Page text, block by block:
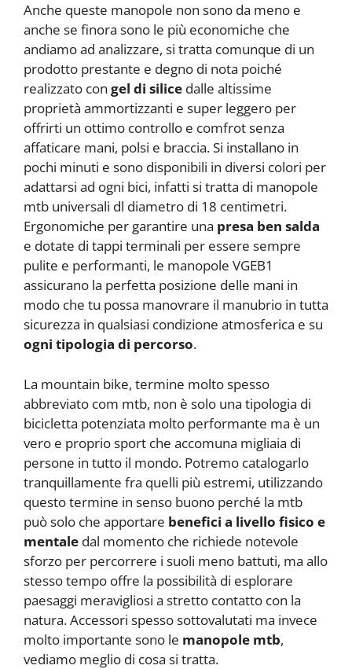
Anche queste manopole non sono da meno e
anche se finora sono le più economiche che
andiamo ad analizzare, si tratta comunque di un
prodotto prestante e degno di nota poiché
realizzato con gel di silice dalle altissime
proprietà ammortizzanti e super leggero per
offrirti un ottimo controllo e comfrot senza
affaticare mani, polsi e braccia. Si installano in
pochi minuti e sono disponibili in diversi colori per
adattarsi ad ogni bici, infatti si tratta di manopole
mtb universali dl diametro di 18 centimetri.
Ergonomiche per garantire una presa ben salda
e dotate di tappi terminali per essere sempre
pulite e performanti, le manopole VGEB1
assicurano la perfetta posizione delle mani in
modo che tu possa manovrare il manubrio in tutta
sicurezza in qualsiasi condizione atmosferica e su
ogni tipologia di percorso.
La mountain bike, termine molto spesso
abbreviato com mtb, non è solo una tipologia di
bicicletta potenziata molto performante ma è un
vero e proprio sport che accomuna migliaia di
persone in tutto il mondo. Potremo catalogarlo
tranquillamente fra quelli più estremi, utilizzando
questo termine in senso buono perché la mtb
può solo che apportare benefici a livello fisico e
mentale dal momento che richiede notevole
sforzo per percorrere i suoli meno battuti, ma allo
stesso tempo offre la possibilità di esplorare
paesaggi meravigliosi a stretto contatto con la
natura. Accessori spesso sottovalutati ma invece
molto importante sono le manopole mtb,
vediamo meglio di cosa si tratta.